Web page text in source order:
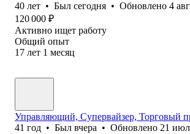
40 лет • Был сегодня • Обновлено 4
120 000 ₽
Активно ищет работу
Общий опыт
17 лет 1 месяц
Управляющий, Супервайзер, Торговый
41 год • Был вчера • Обновлено 21